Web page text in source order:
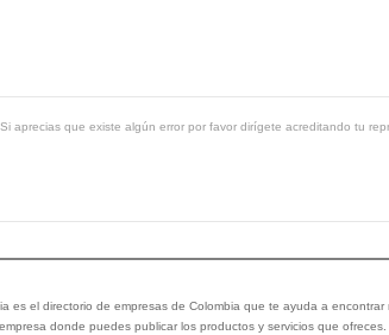
que existe algún error por favor dirígete acreditando tu
es el directorio de empresas de Colombia que te ayuda a
donde puedes publicar los productos y servicios que